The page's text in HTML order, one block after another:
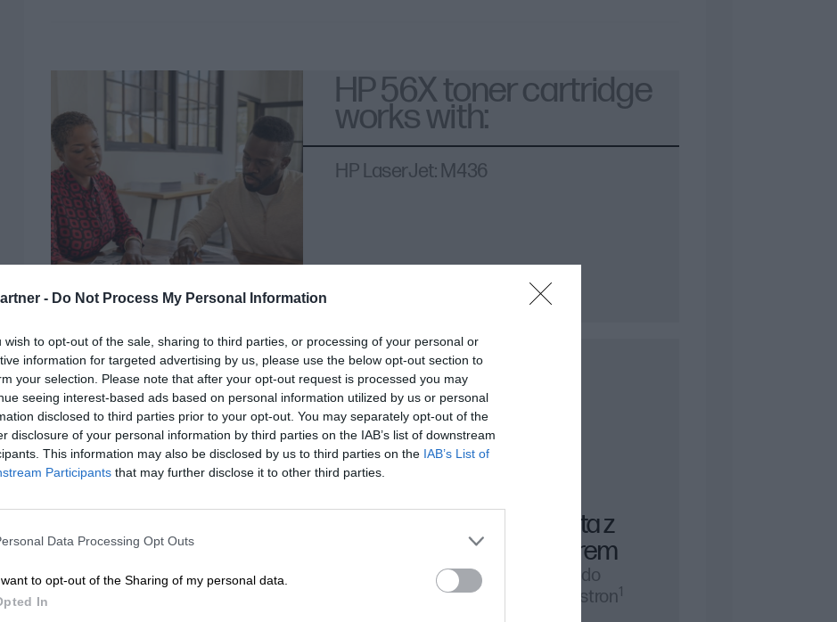
- Do Not Process My Personal Information
wish to opt-out of the sale, sharing to third parties, or processing of your personal or
information for targeted advertising by us, please use the below opt-out section to
your selection. Please note that after your opt-out request is processed you may
seeing interest-based ads based on personal information utilized by us or personal
disclosed to third parties prior to your opt-out. You may separately opt-out of the
disclosure of your personal information by third parties on the IAB’s list of downstream
This information may also be disclosed by us to third parties on the IAB’s List of
Participants that may further disclose it to other third parties.
Data Processing Opt Outs
to opt-out of the Sharing of my personal data.
In
Tonery HP są zazwyczaj łatwe w instalacji. Producent zwykle dostarcza instrukcje, które wskazują, jak
poprawnie zamontować toner w drukarce.
Aby zapewnić optymalne działanie drukarki, zaleca się używanie oryginalnych tonerów HP. Oryginalne tonery
są testowane i dostosowane do konkretnych modeli drukarek, co gwarantuje ich kompatybilność i
niezawodność.
Tonery HP są integralną częścią procesu drukowania w drukarkach laserowych. Oryginalne tonery HP oferują
wysoką jakość wydruków, trwałość oraz zgodność z konkretnymi modelami drukarek, co jest kluczowe dla
HP 56X toner cartridge
works with:
HP LaserJet: M436
Kaseta z
tonerem
Drukuj do
13 700 stron1